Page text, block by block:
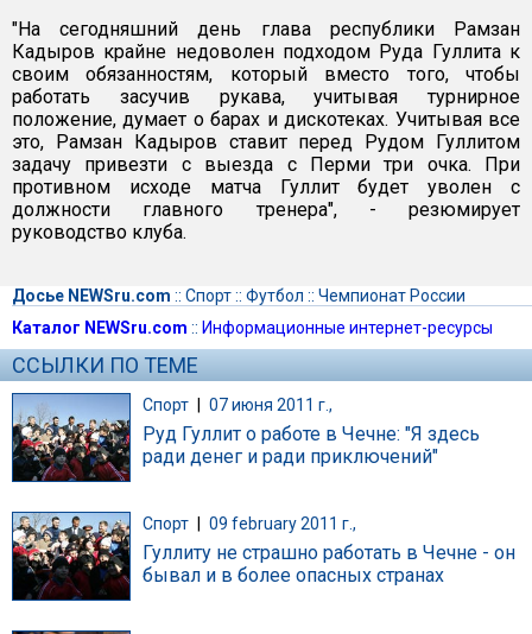
"На сегодняшний день глава республики Рамзан
Кадыров крайне недоволен подходом Руда Гуллита к
своим обязанностям, который вместо того, чтобы
работать засучив рукава, учитывая турнирное
положение, думает о барах и дискотеках. Учитывая все
это, Рамзан Кадыров ставит перед Рудом Гуллитом
задачу привезти с выезда с Перми три очка. При
противном исходе матча Гуллит будет уволен с
должности главного тренера", - резюмирует
руководство клуба.
Досье NEWSru.com :: Спорт:: Футбол :: Чемпионат России
Каталог NEWSru.com :: Информационные интернет-ресурсы
ССЫЛКИ ПО ТЕМЕ
Спорт | 07 июня 2011 г.,
Руд Гуллит о работе в Чечне: "Я здесь
ради денег и ради приключений"
Спорт 09 february 2011 г.,
Гуллиту не страшно работать в Чечне - он
бывал и в более опасных странах